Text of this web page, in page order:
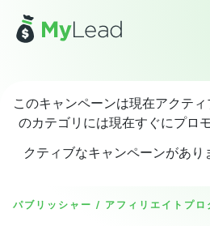
このキャンペーンは現在アクテ
のカテゴリには現在すぐにプロ
クティブなキャンペーンがあり
パブリッシャー / アフィリエイトプ